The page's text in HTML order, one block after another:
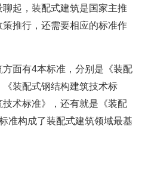
起，装配式建筑是国家主推
推行，还需要相应的标准作
面有4本标准，分别是《装配
装配式钢结构建筑技术标
术标准》，还有就是《装配
准构成了装配式建筑领域最基